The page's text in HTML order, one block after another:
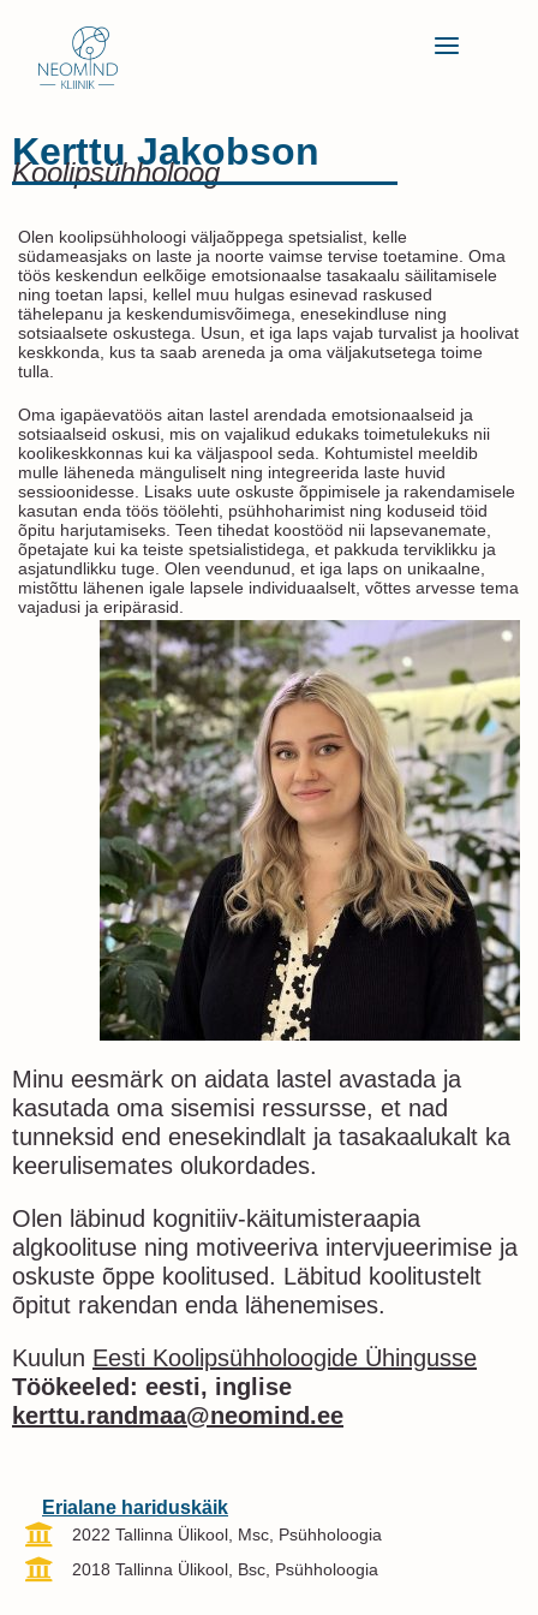
Menu
Kerttu Jakobson
Koolipsühholoog
Olen koolipsühholoogi väljaõppega spetsialist, kelle
südameasjaks on laste ja noorte vaimse tervise toetamine. Oma
töös keskendun eelkõige emotsionaalse tasakaalu säilitamisele
ning toetan lapsi, kellel muu hulgas esinevad raskused
tähelepanu ja keskendumisvõimega, enesekindluse ning
sotsiaalsete oskustega. Usun, et iga laps vajab turvalist ja hoolivat
keskkonda, kus ta saab areneda ja oma väljakutsetega toime
tulla.
Oma igapäevatöös aitan lastel arendada emotsionaalseid ja
sotsiaalseid oskusi, mis on vajalikud edukaks toimetulekuks nii
koolikeskkonnas kui ka väljaspool seda. Kohtumistel meeldib
mulle läheneda mänguliselt ning integreerida laste huvid
sessioonidesse. Lisaks uute oskuste õppimisele ja rakendamisele
kasutan enda töös töölehti, psühhoharimist ning koduseid töid
õpitu harjutamiseks. Teen tihedat koostööd nii lapsevanemate,
õpetajate kui ka teiste spetsialistidega, et pakkuda terviklikku ja
asjatundlikku tuge. Olen veendunud, et iga laps on unikaalne,
mistõttu lähenen igale lapsele individuaalselt, võttes arvesse tema
vajadusi ja eripärasid.
Minu eesmärk on aidata lastel avastada ja
kasutada oma sisemisi ressursse, et nad
tunneksid end enesekindlalt ja tasakaalukalt ka
keerulisemates olukordades.
Olen läbinud kognitiiv-käitumisteraapia
algkoolituse ning motiveeriva intervjueerimise ja
oskuste õppe koolitused. Läbitud koolitustelt
õpitut rakendan enda lähenemises.
Kuulun Eesti Koolipsühholoogide Ühingusse
Töökeeled: eesti, inglise
kerttu.randmaa@neomind.ee
Erialane hariduskäik
2022 Tallinna Ülikool, Msc, Psühholoogia
2018 Tallinna Ülikool, Bsc, Psühholoogia